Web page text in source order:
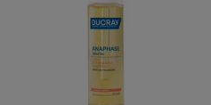
κατά
της
τριχόπτωσης